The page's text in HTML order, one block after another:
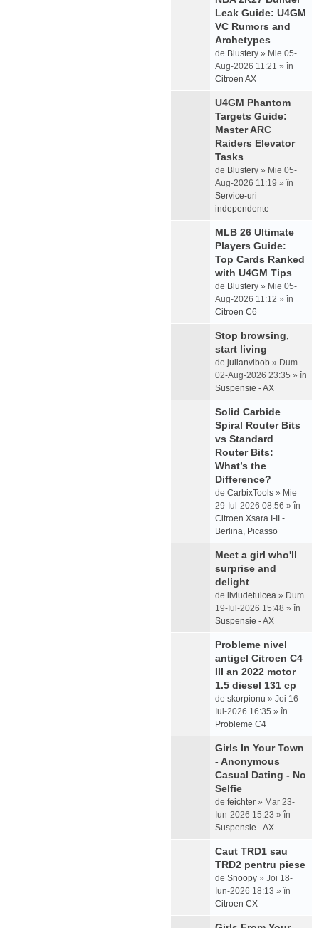
Leak Guide: U4GM
VC Rumors and
Archetypes
de Blustery » Mie 05-
Aug-2026 11:21 » în
Citroen AX
U4GM Phantom
Targets Guide:
Master ARC
Raiders Elevator
Tasks
de Blustery » Mie 05-
Aug-2026 11:19 » în
Service-uri
independente
MLB 26 Ultimate
Players Guide:
Top Cards Ranked
with U4GM Tips
de Blustery » Mie 05-
Aug-2026 11:12 » în
Citroen C6
Stop browsing,
start living
de julianvibob » Dum
02-Aug-2026 23:35 » în
Suspensie - AX
Solid Carbide
Spiral Router Bits
vs Standard
Router Bits:
What’s the
Difference?
de CarbixTools » Mie
29-Iul-2026 08:56 » în
Citroen Xsara I-II -
Berlina, Picasso
Meet a girl who'll
surprise and
delight
de liviudetulcea » Dum
19-Iul-2026 15:48 » în
Suspensie - AX
Probleme nivel
antigel Citroen C4
III an 2022 motor
1.5 diesel 131 cp
de skorpionu » Joi 16-
Iul-2026 16:35 » în
Probleme C4
Girls In Your Town
- Anonymous
Casual Dating - No
Selfie
de feichter » Mar 23-
Iun-2026 15:23 » în
Suspensie - AX
Caut TRD1 sau
TRD2 pentru piese
de Snoopy » Joi 18-
Iun-2026 18:13 » în
Citroen CX